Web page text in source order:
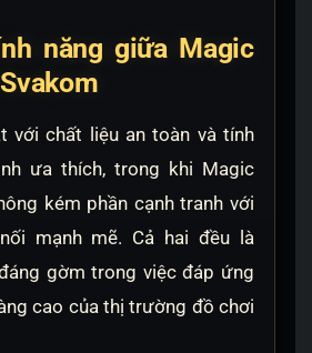
năng giữa Magic
với chất liệu an toàn và tính
ưa thích, trong khi Magic
kém phần cạnh tranh với
mạnh mẽ. Cả hai đều là
gờm trong việc đáp ứng
cao của thị trường đồ chơi